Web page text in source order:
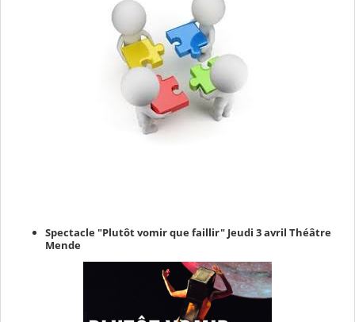
Spectacle "Plutôt vomir que faillir" Jeudi 3 avril Théâtre
Mende